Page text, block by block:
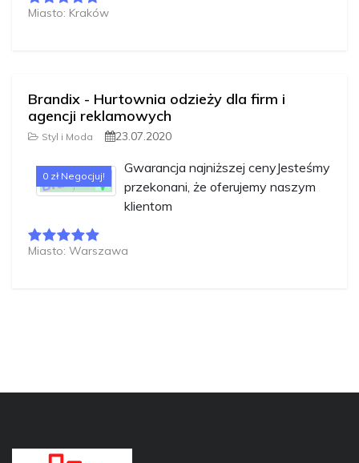
Miasto: Kraków
Brandix - Hurtownia odzieży dla firm i
agencji reklamowych
Styl i Moda 23.07.2020
0 zł Negocjuj!
Gwarancja najniższej cenyJesteśmy
przekonani, że oferujemy naszym
klientom
Miasto: Warszawa